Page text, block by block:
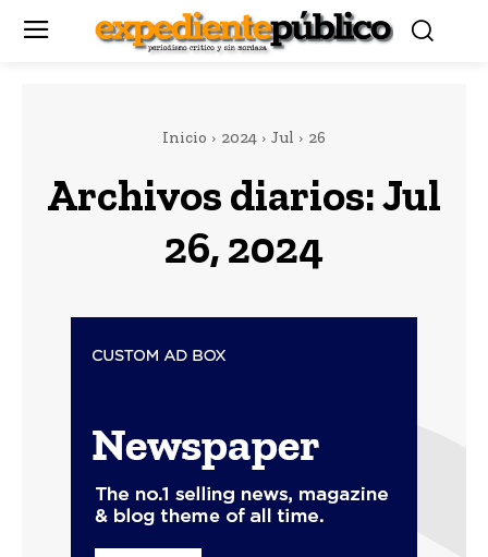
Inicio 2024 Jul 26
Archivos diarios: Jul
26, 2024